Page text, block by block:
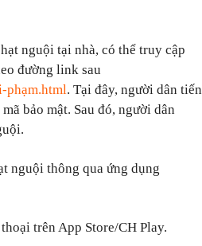
nguội tại nhà, có thể truy cập
đường link sau
phạm.html. Tại đây, người dân tiến
bảo mật. Sau đó, người dân
nguội thông qua ứng dụng
trên App Store/CH Play.